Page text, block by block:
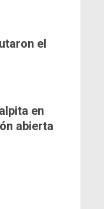
el
en
abierta